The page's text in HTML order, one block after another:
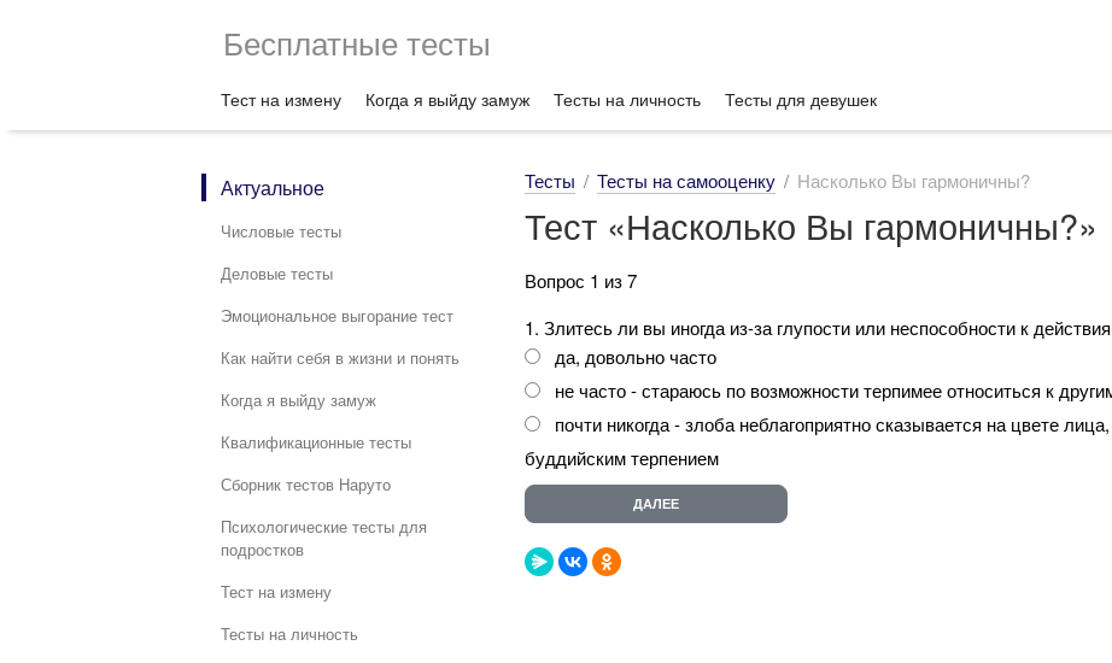
Бесплатные тесты
Тест на измену Когда я выйду замуж Тесты на личность Тесты для девушек
Актуальное
Числовые тесты
Деловые тесты
Эмоциональное выгорание тест
Как найти себя в жизни и понять
Когда я выйду замуж
Квалификационные тесты
Сборник тестов Наруто
Психологические тесты для
подростков
Тест на измену
Тесты на личность
Тесты Тесты на самооценку Насколько Вы гармоничны?
Тест «Насколько Вы гармоничны?»
Вопрос 1 из 7
1. Злитесь ли вы иногда из-за глупости или неспособности к
да, довольно часто
не часто - стараюсь по возможности терпимее относиться к
почти никогда - злоба неблагоприятно сказывается на цвете
буддийским терпением